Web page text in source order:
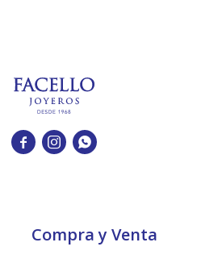
  
Compra y Venta